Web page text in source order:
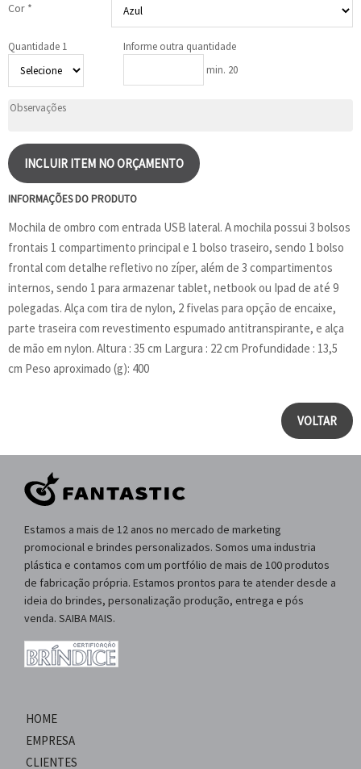
Cor *
Quantidade 1
Informe outra quantidade
min. 20
INCLUIR ITEM NO ORÇAMENTO
INFORMAÇÕES DO PRODUTO
Mochila de ombro com entrada USB lateral. A mochila possui 3 bolsos
frontais 1 compartimento principal e 1 bolso traseiro, sendo 1 bolso
frontal com detalhe refletivo no zíper, além de 3 compartimentos
internos, sendo 1 para armazenar tablet, netbook ou Ipad de até 9
polegadas. Alça com tira de nylon, 2 fivelas para opção de encaixe,
parte traseira com revestimento espumado antitranspirante, e alça
de mão em nylon. Altura : 35 cm Largura : 22 cm Profundidade : 13,5
cm Peso aproximado (g): 400
VOLTAR
Estamos a mais de 12 anos no mercado de marketing
promocional e brindes personalizados. Somos uma industria
plástica e contamos com um portfólio de mais de 100 produtos
de fabricação própria. Estamos prontos para te atender desde a
ideia do brindes, personalização produção, entrega e pós
venda. SAIBA MAIS.
HOME
EMPRESA
CLIENTES